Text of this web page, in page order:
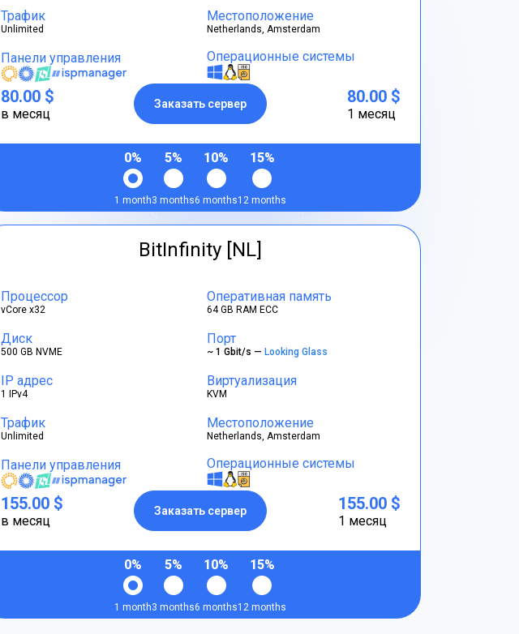
Трафик
Unlimited
Местоположение
Netherlands, Amsterdam
Панели управления Операционные системы
80.00 $
в месяц
Заказать сервер 80.00 $
1 месяц
0%
1 month
5%
3 months
10%
6 months
15%
12 months
BitInfinity [NL]
Процессор
vCore x32
Оперативная память
64 GB RAM ECC
Диск
500 GB NVME
Порт
~ 1 Gbit/s —Looking Glass
IP адрес
1 IPv4
Виртуализация
KVM
Трафик
Unlimited
Местоположение
Netherlands, Amsterdam
Панели управления Операционные системы
155.00 $
в месяц
Заказать сервер 155.00 $
1 месяц
0%
1 month
5%
3 months
10%
6 months
15%
12 months